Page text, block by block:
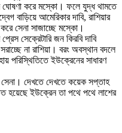
ঘোষণা করে মস্কো। ফলে যুদ্ধ থামতে
বাড়িয়ে আমেরিকার দাবি, রাশিয়ার
করে সেনা সাজাচ্ছে মস্কো।
সেক্রেটারি জন কিরবি দাবি
না রাশিয়া। বরং অবস্থান বদলে
পরিস্থিতিতে ইউক্রেনের সাধারণ
দেখতে দেখতে কয়েক সপ্তাহ
হয়েছে ইউক্রেন তা পথে পথে লাশের